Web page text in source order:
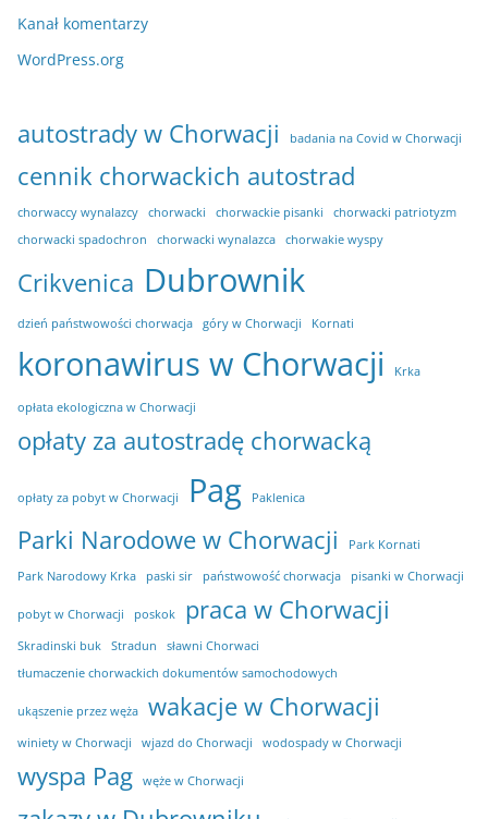
Kanał komentarzy
WordPress.org
autostrady w Chorwacji badania na Covid w Chorwacji
cennik chorwackich autostrad
chorwaccy wynalazcy chorwacki chorwackie pisanki
chorwacki patriotyzm
chorwacki spadochron
chorwacki wynalazca chorwakie wyspy
Crikvenica Dubrownik
dzień państwowości chorwacja góry w Chorwacji Kornati
koronawirus w Chorwacji Krka
opłata ekologiczna w Chorwacji
opłaty za autostradę chorwacką
opłaty za pobyt w Chorwacji Pag Paklenica
Parki Narodowe w Chorwacji Park Kornati
Park Narodowy Krka paski sir państwowość chorwacja pisanki w Chorwacji
pobyt w Chorwacji poskok praca w Chorwacji
Skradinski buk Stradun
sławni Chorwaci
tłumaczenie chorwackich dokumentów samochodowych
ukąszenie przez węża wakacje w Chorwacji
winiety w Chorwacji wjazd do Chorwacji wodospady w Chorwacji
wyspa Pag węże w Chorwacji